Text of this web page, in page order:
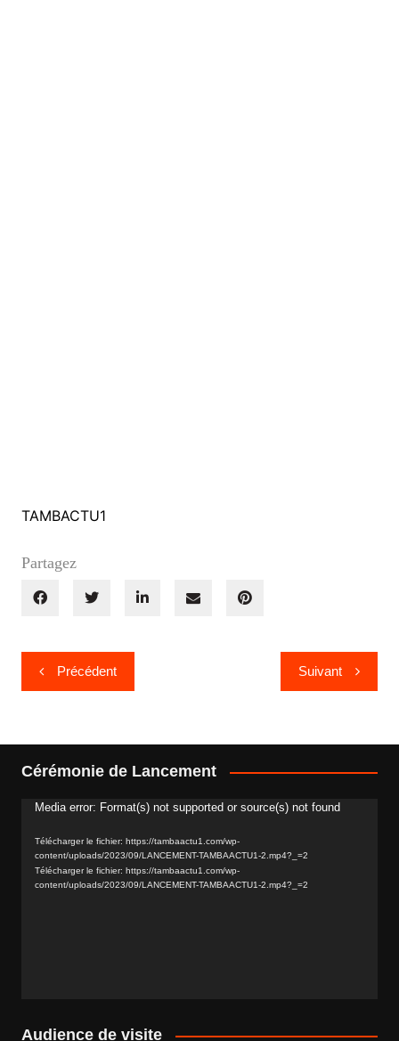
TAMBACTU1
Partagez
Navigation
de
Précédent Suivant
Cérémonie de Lancement
Lecteur
Media error: Format(s) not supported or source(s) not found
Télécharger le fichier: https://tambaactu1.com/wp-
content/uploads/2023/09/LANCEMENT-TAMBAACTU1-2.mp4?_=2
Télécharger le fichier: https://tambaactu1.com/wp-
content/uploads/2023/09/LANCEMENT-TAMBAACTU1-2.mp4?_=2
Audience de visite